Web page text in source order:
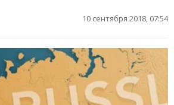
10 сентября 2018, 07:54